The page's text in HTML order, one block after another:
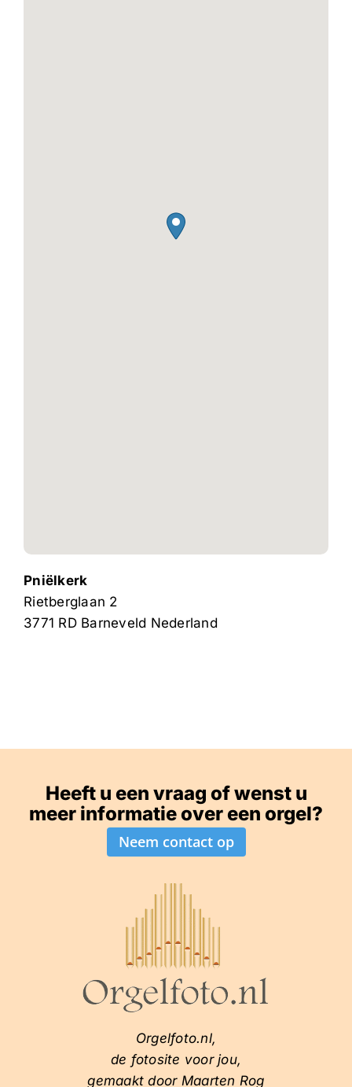
Pniëlkerk
Rietberglaan 2
3771 RD Barneveld Nederland
Heeft u een vraag of wenst u
meer informatie over een orgel?
Neem contact op
Orgelfoto.nl,
de fotosite voor jou,
gemaakt door Maarten Rog